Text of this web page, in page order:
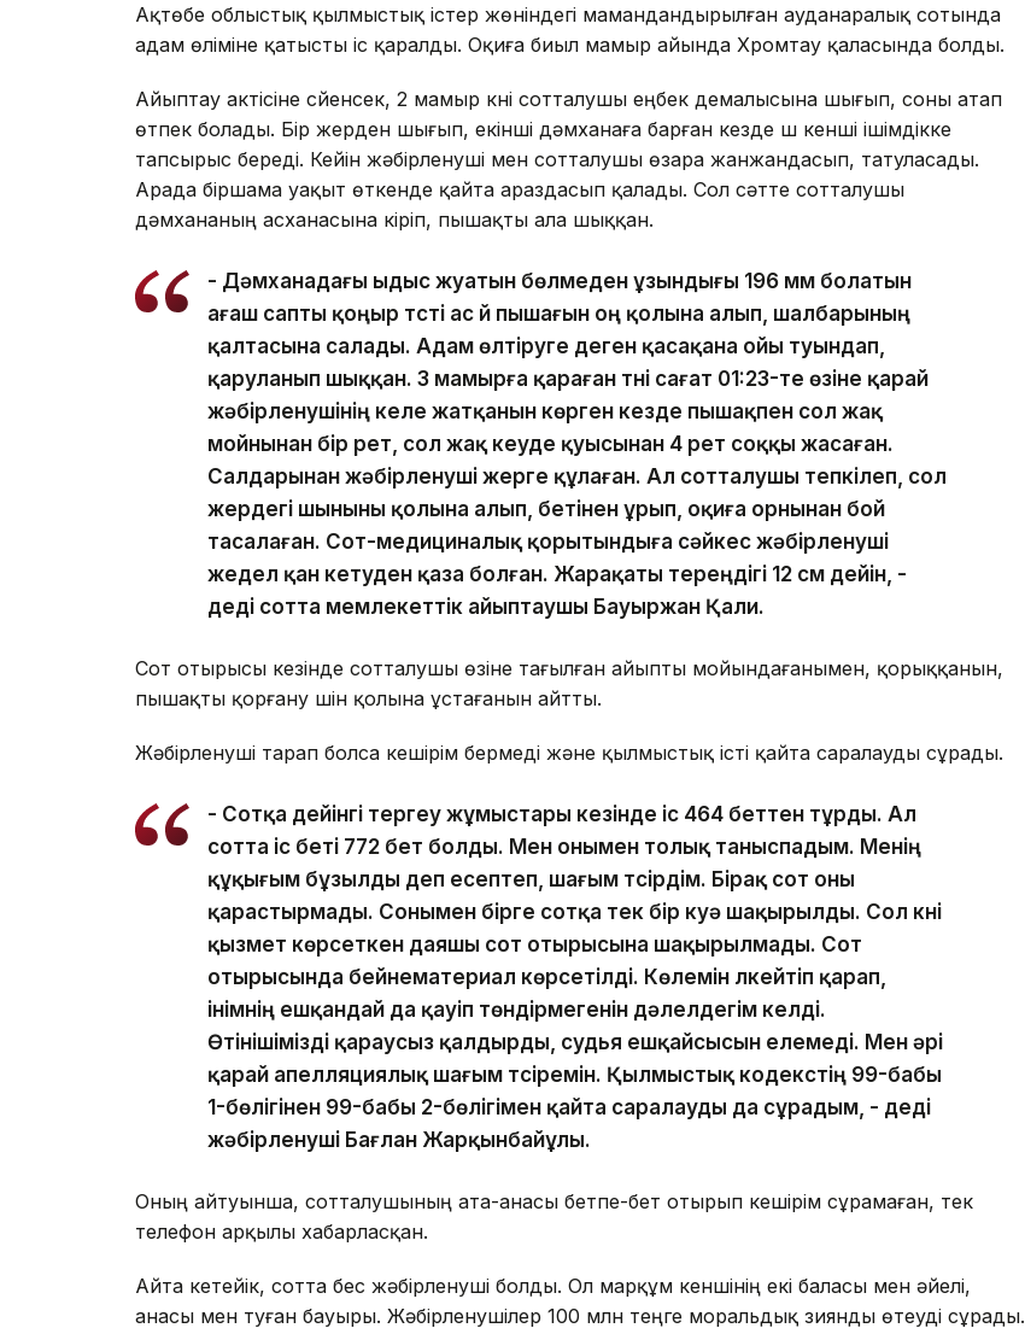
Ақтөбе облыстық қылмыстық істер жөніндегі мамандандырылған ауданаралық сотында
адам өліміне қатысты іс қаралды. Оқиға биыл мамыр айында Хромтау қаласында болды.
Айыптау актісіне сүйенсек, 2 мамыр күні сотталушы еңбек демалысына шығып, соны атап
өтпек болады. Бір жерден шығып, екінші дәмханаға барған кезде үш кенші ішімдікке
тапсырыс береді. Кейін жәбірленуші мен сотталушы өзара жанжандасып, татуласады.
Арада біршама уақыт өткенде қайта араздасып қалады. Сол сәтте сотталушы
дәмхананың асханасына кіріп, пышақты ала шыққан.
- Дәмханадағы ыдыс жуатын бөлмеден ұзындығы 196 мм болатын
ағаш сапты қоңыр түсті ас үй пышағын оң қолына алып, шалбарының
қалтасына салады. Адам өлтіруге деген қасақана ойы туындап,
қаруланып шыққан. 3 мамырға қараған түні сағат 01:23-те өзіне қарай
жәбірленушінің келе жатқанын көрген кезде пышақпен сол жақ
мойнынан бір рет, сол жақ кеуде қуысынан 4 рет соққы жасаған.
Салдарынан жәбірленуші жерге құлаған. Ал сотталушы тепкілеп, сол
жердегі шыныны қолына алып, бетінен ұрып, оқиға орнынан бой
тасалаған. Сот-медициналық қорытындыға сәйкес жәбірленуші
жедел қан кетуден қаза болған. Жарақаты тереңдігі 12 см дейін, -
деді сотта мемлекеттік айыптаушы Бауыржан Қали.
Сот отырысы кезінде сотталушы өзіне тағылған айыпты мойындағанымен, қорыққанын,
пышақты қорғану үшін қолына ұстағанын айтты.
Жәбірленуші тарап болса кешірім бермеді және қылмыстық істі қайта саралауды сұрады.
- Сотқа дейінгі тергеу жұмыстары кезінде іс 464 беттен тұрды. Ал
сотта іс беті 772 бет болды. Мен онымен толық таныспадым. Менің
құқығым бұзылды деп есептеп, шағым түсірдім. Бірақ сот оны
қарастырмады. Сонымен бірге сотқа тек бір куә шақырылды. Сол күні
қызмет көрсеткен даяшы сот отырысына шақырылмады. Сот
отырысында бейнематериал көрсетілді. Көлемін үлкейтіп қарап,
інімнің ешқандай да қауіп төндірмегенін дәлелдегім келді.
Өтінішімізді қараусыз қалдырды, судья ешқайсысын елемеді. Мен әрі
қарай апелляциялық шағым түсіремін. Қылмыстық кодекстің 99-бабы
1-бөлігінен 99-бабы 2-бөлігімен қайта саралауды да сұрадым, - деді
жәбірленуші Бағлан Жарқынбайұлы.
Оның айтуынша, сотталушының ата-анасы бетпе-бет отырып кешірім сұрамаған, тек
телефон арқылы хабарласқан.
Айта кетейік, сотта бес жәбірленуші болды. Ол марқұм кеншінің екі баласы мен әйелі,
анасы мен туған бауыры. Жәбірленушілер 100 млн теңге моральдық зиянды өтеуді сұрады.